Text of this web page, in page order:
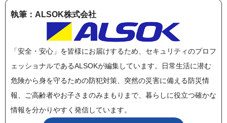
執筆：ALSOK株式会社
「安全・安心」を皆様にお届けするため、セキュリティのプロフ
ェッショナルであるALSOKが編集しています。日常生活に潜む
危険から身を守るための防犯対策、突然の災害に備える防災情
報、ご高齢者やお子さまのみまもりまで、暮らしに役立つ確かな
情報を分かりやすく発信しています。